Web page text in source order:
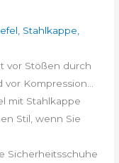
Stahlkappe,
vor Stößen durch
Kompression...
mit Stahlkappe
Stil, wenn Sie
Sicherheitsschuhe